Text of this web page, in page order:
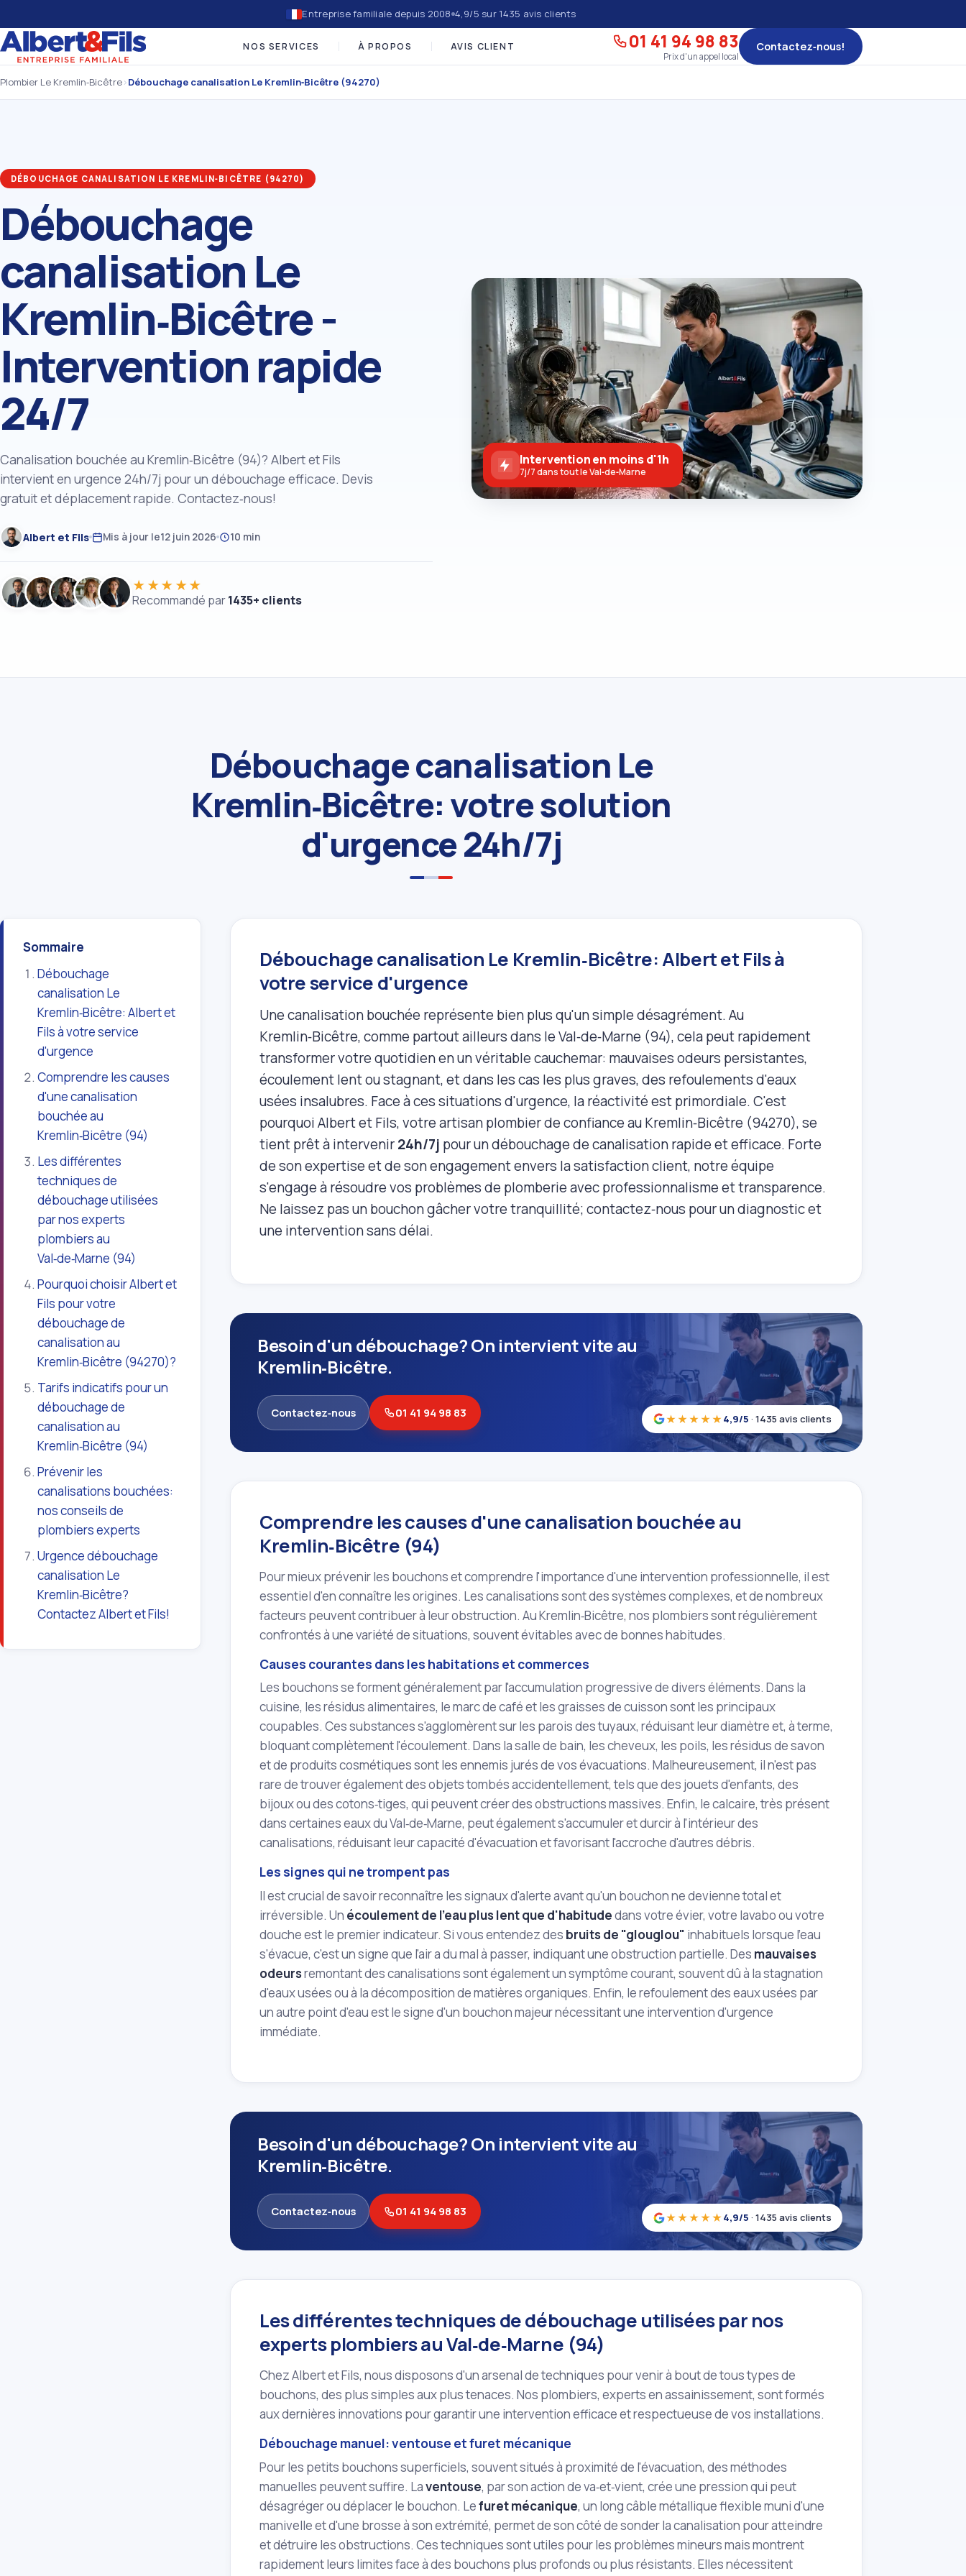
Entreprise familiale depuis 2008 4,9/5 sur 1435 avis clients
NOS SERVICES À PROPOS AVIS CLIENT 01 41 94 98 83
Prix d'un appel local
Contactez‑nous!
Plombier Le Kremlin‑Bicêtre›Débouchage canalisation Le Kremlin‑Bicêtre (94270)
DÉBOUCHAGE CANALISATION LE KREMLIN‑BICÊTRE (94270)
Débouchage
canalisation Le
Kremlin‑Bicêtre -
Intervention rapide
24/7
Canalisation bouchée au Kremlin‑Bicêtre (94)? Albert et Fils
intervient en urgence 24h/7j pour un débouchage efficace. Devis
gratuit et déplacement rapide. Contactez‑nous!
Albert et Fils Mis à jour le12 juin 2026 10 min
★★★★★
Recommandé par1435+ clients
Intervention en moins d'1h
7j/7 dans tout le Val‑de‑Marne
Débouchage canalisation Le
Kremlin‑Bicêtre: votre solution
d'urgence 24h/7j
Sommaire
Débouchage
canalisation Le
Kremlin‑Bicêtre: Albert et
Fils à votre service
d'urgence
Comprendre les causes
d'une canalisation
bouchée au
Kremlin‑Bicêtre (94)
Les différentes
techniques de
débouchage utilisées
par nos experts
plombiers au
Val‑de‑Marne (94)
Pourquoi choisir Albert et
Fils pour votre
débouchage de
canalisation au
Kremlin‑Bicêtre (94270)?
Tarifs indicatifs pour un
débouchage de
canalisation au
Kremlin‑Bicêtre (94)
Prévenir les
canalisations bouchées:
nos conseils de
plombiers experts
Urgence débouchage
canalisation Le
Kremlin‑Bicêtre?
Contactez Albert et Fils!
Débouchage canalisation Le Kremlin‑Bicêtre: Albert et Fils à
votre service d'urgence
Une canalisation bouchée représente bien plus qu'un simple désagrément. Au
Kremlin‑Bicêtre, comme partout ailleurs dans le Val‑de‑Marne (94), cela peut rapidement
transformer votre quotidien en un véritable cauchemar: mauvaises odeurs persistantes,
écoulement lent ou stagnant, et dans les cas les plus graves, des refoulements d'eaux
usées insalubres. Face à ces situations d'urgence, la réactivité est primordiale. C'est
pourquoi Albert et Fils, votre artisan plombier de confiance au Kremlin‑Bicêtre (94270), se
tient prêt à intervenir24h/7j pour un débouchage de canalisation rapide et efficace. Forte
de son expertise et de son engagement envers la satisfaction client, notre équipe
s'engage à résoudre vos problèmes de plomberie avec professionnalisme et transparence.
Ne laissez pas un bouchon gâcher votre tranquillité; contactez‑nous pour un diagnostic et
une intervention sans délai.
★★★★★4,9/5 · 1435 avis clients
Besoin d'un débouchage? On intervient vite au
Kremlin‑Bicêtre.
Contactez‑nous 01 41 94 98 83
Comprendre les causes d'une canalisation bouchée au
Kremlin‑Bicêtre (94)
Pour mieux prévenir les bouchons et comprendre l'importance d'une intervention professionnelle, il est
essentiel d'en connaître les origines. Les canalisations sont des systèmes complexes, et de nombreux
facteurs peuvent contribuer à leur obstruction. Au Kremlin‑Bicêtre, nos plombiers sont régulièrement
confrontés à une variété de situations, souvent évitables avec de bonnes habitudes.
Causes courantes dans les habitations et commerces
Les bouchons se forment généralement par l'accumulation progressive de divers éléments. Dans la
cuisine, les résidus alimentaires, le marc de café et les graisses de cuisson sont les principaux
coupables. Ces substances s'agglomèrent sur les parois des tuyaux, réduisant leur diamètre et, à terme,
bloquant complètement l'écoulement. Dans la salle de bain, les cheveux, les poils, les résidus de savon
et de produits cosmétiques sont les ennemis jurés de vos évacuations. Malheureusement, il n'est pas
rare de trouver également des objets tombés accidentellement, tels que des jouets d'enfants, des
bijoux ou des cotons‑tiges, qui peuvent créer des obstructions massives. Enfin, le calcaire, très présent
dans certaines eaux du Val‑de‑Marne, peut également s'accumuler et durcir à l'intérieur des
canalisations, réduisant leur capacité d'évacuation et favorisant l'accroche d'autres débris.
Les signes qui ne trompent pas
Il est crucial de savoir reconnaître les signaux d'alerte avant qu'un bouchon ne devienne total et
irréversible. Un écoulement de l'eau plus lent que d'habitudedans votre évier, votre lavabo ou votre
douche est le premier indicateur. Si vous entendez des bruits de "glouglou" inhabituels lorsque l'eau
s'évacue, c'est un signe que l'air a du mal à passer, indiquant une obstruction partielle. Des mauvaises
odeursremontant des canalisations sont également un symptôme courant, souvent dû à la stagnation
d'eaux usées ou à la décomposition de matières organiques. Enfin, le refoulement des eaux usées par
un autre point d'eau est le signe d'un bouchon majeur nécessitant une intervention d'urgence
immédiate.
★★★★★4,9/5 · 1435 avis clients
Besoin d'un débouchage? On intervient vite au
Kremlin‑Bicêtre.
Contactez‑nous 01 41 94 98 83
Les différentes techniques de débouchage utilisées par nos
experts plombiers au Val‑de‑Marne (94)
Chez Albert et Fils, nous disposons d'un arsenal de techniques pour venir à bout de tous types de
bouchons, des plus simples aux plus tenaces. Nos plombiers, experts en assainissement, sont formés
aux dernières innovations pour garantir une intervention efficace et respectueuse de vos installations.
Débouchage manuel: ventouse et furet mécanique
Pour les petits bouchons superficiels, souvent situés à proximité de l'évacuation, des méthodes
manuelles peuvent suffire. Laventouse, par son action de va‑et‑vient, crée une pression qui peut
désagréger ou déplacer le bouchon. Lefuret mécanique, un long câble métallique flexible muni d'une
manivelle et d'une brosse à son extrémité, permet de son côté de sonder la canalisation pour atteindre
et détruire les obstructions. Ces techniques sont utiles pour les problèmes mineurs mais montrent
rapidement leurs limites face à des bouchons plus profonds ou plus résistants. Elles nécessitent